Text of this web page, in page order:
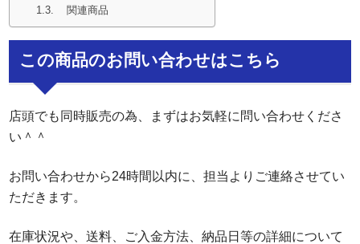
関連商品
この商品のお問い合わせはこちら
店頭でも同時販売の為、まずはお気軽に問い合わせくださ
い＾＾
お問い合わせから24時間以内に、担当よりご連絡させてい
ただきます。
在庫状況や、送料、ご入金方法、納品日等の詳細について